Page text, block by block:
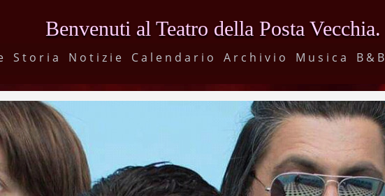
Benvenuti al Teatro della Posta Vecchia.
Storia Notizie Calendario Archivio Musica B&B